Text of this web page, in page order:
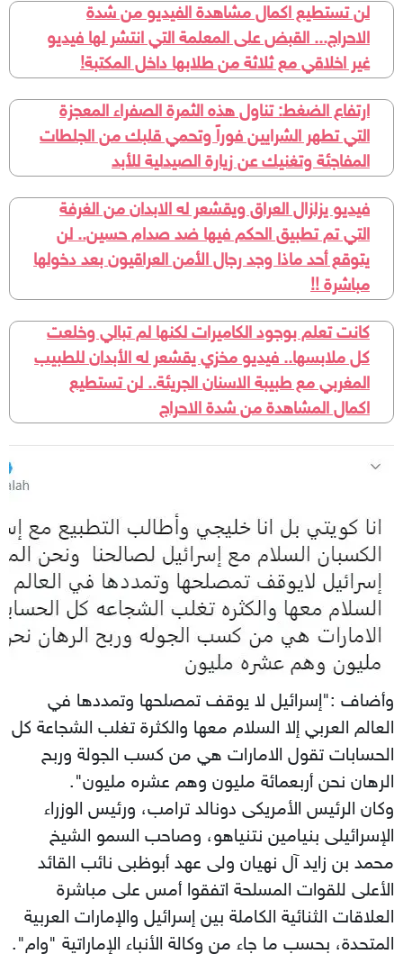
لن تستطيع اكمال مشاهدة الفيديو من شدة
الاحراج... القبض على المعلمة التي انتشر لها فيديو
غير اخلاقي مع ثلاثة من طلابها داخل المكتبة!
ارتفاع الضغط: تناول هذه الثمرة الصفراء المعجزة
التي تطهر الشرايين فوراً وتحمي قلبك من الجلطات
المفاجئة وتغنيك عن زيارة الصيدلية للأبد
فيديو يزلزال العراق ويقشعر له الابدان من الغرفة
التي تم تطبيق الحكم فيها ضد صدام حسين.. لن
يتوقع أحد ماذا وجد رجال الأمن العراقيون بعد دخولها
مباشرة !!
كانت تعلم بوجود الكاميرات لكنها لم تبالي وخلعت
كل ملابسها.. فيديو مخزي يقشعر له الأبدان للطبيب
المغربي مع طبيبة الاسنان الجريئة.. لن تستطيع
اكمال المشاهدة من شدة الاحراج
وأضاف :"إسرائيل لا يوقف تمصلحها وتمددها في
العالم العربي إلا السلام معها والكثرة تغلب الشجاعة كل
الحسابات تقول الامارات هي من كسب الجولة وربح
الرهان نحن أربعمائة مليون وهم عشره مليون".
وكان الرئيس الأمريكى دونالد ترامب، ورئيس الوزراء
الإسرائيلى بنيامين نتنياهو، وصاحب السمو الشيخ
محمد بن زايد آل نهيان ولى عهد أبوظبى نائب القائد
الأعلى للقوات المسلحة اتفقوا أمس على مباشرة
العلاقات الثنائية الكاملة بين إسرائيل والإمارات العربية
المتحدة، بحسب ما جاء من وكالة الأنباء الإماراتية "وام".